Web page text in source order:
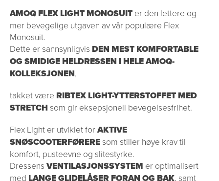
AMOQ FLEX LIGHT MONOSUIT er den lettere og
mer bevegelige utgaven av vår populære Flex
Monosuit.
Dette er sannsynligvis DEN MEST KOMFORTABLE
OG SMIDIGE HELDRESSEN I HELE AMOQ-
KOLLEKSJONEN,
takket være RIBTEX LIGHT-YTTERSTOFFET MED
STRETCH som gir eksepsjonell bevegelsesfrihet.
Flex Light er utviklet forAKTIVE
SNØSCOOTERFØRERE som stiller høye krav til
komfort, pusteevne og slitestyrke.
DressensVENTILASJONSSYSTEM er optimalisert
med LANGE GLIDELÅSER FORAN OG BAK, samt